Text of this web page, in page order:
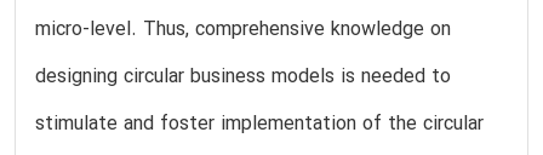
micro-level. Thus, comprehensive knowledge on
designing circular business models is needed to
stimulate and foster implementation of the circular